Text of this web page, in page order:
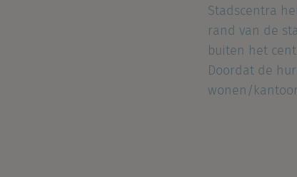
Stadscentra
rand van de
buiten het
Doordat de
wonen/